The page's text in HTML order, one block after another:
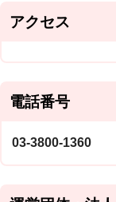
アクセス
電話番号
03-3800-1360